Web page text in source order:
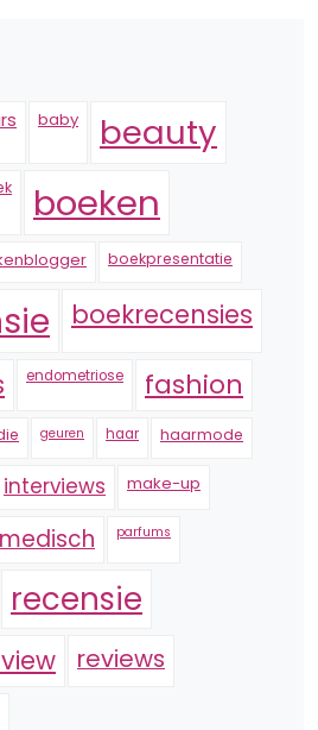
baby beauty
boeken
boekpresentatie
boekrecensies
endometriose fashion
geuren haar haarmode
interviews make-up
medisch parfums
recensie
reviews